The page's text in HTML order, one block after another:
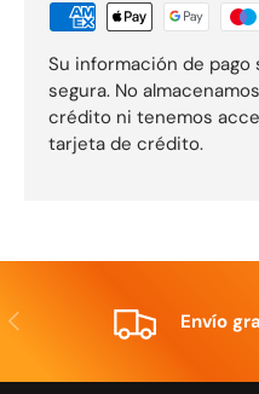
Su información de
segura. No
crédito ni tenemos
tarjeta de crédito.
Anterior Envío